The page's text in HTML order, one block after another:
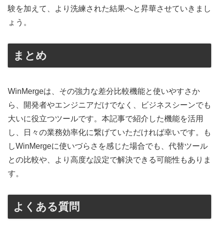
験を加えて、より洗練された結果へと昇華させていきまし
ょう。
まとめ
WinMergeは、その強力な差分比較機能と使いやすさか
ら、開発者やエンジニアだけでなく、ビジネスシーンでも
大いに役立つツールです。本記事で紹介した機能を活用
し、日々の業務効率化に繋げていただければ幸いです。も
しWinMergeに使いづらさを感じた場合でも、代替ツール
との比較や、より高度な設定で解決できる可能性もありま
す。
よくある質問